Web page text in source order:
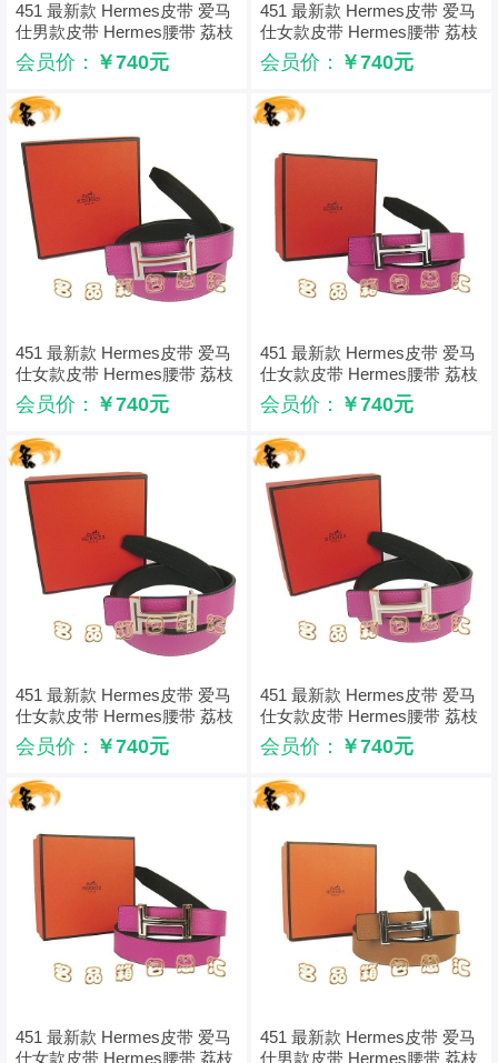
451 最新款 Hermes皮带 爱马
仕男款皮带 Hermes腰带 荔枝
纹中蓝配黑 浅金配黑扣3cm
会员价： ￥740元
451 最新款 Hermes皮带 爱马
仕女款皮带 Hermes腰带 荔枝
纹桃红配黑 银配黑扣3cm
会员价： ￥740元
451 最新款 Hermes皮带 爱马
仕女款皮带 Hermes腰带 荔枝
纹桃红配黑 银配橙扣3cm
会员价： ￥740元
451 最新款 Hermes皮带 爱马
仕女款皮带 Hermes腰带 荔枝
纹桃红配黑 银配白扣3cm
会员价： ￥740元
451 最新款 Hermes皮带 爱马
仕女款皮带 Hermes腰带 荔枝
纹桃红配黑 浅金配啡扣3cm
会员价： ￥740元
451 最新款 Hermes皮带 爱马
仕女款皮带 Hermes腰带 荔枝
纹桃红配黑 浅金配白扣3cm
会员价： ￥740元
451 最新款 Hermes皮带 爱马
仕女款皮带 Hermes腰带 荔枝
451 最新款 Hermes皮带 爱马
仕男款皮带 Hermes腰带 荔枝